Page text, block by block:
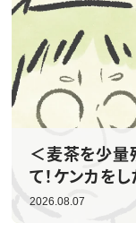
＜麦茶を少量
て！ケンカを
2026.08.07